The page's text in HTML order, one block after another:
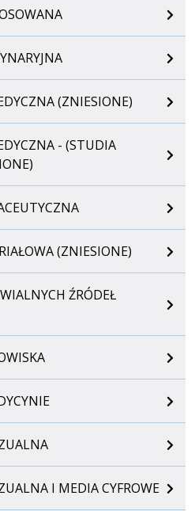
(ZNIESIONE)
- (STUDIA
(ZNIESIONE)
ŹRÓDEŁ
I MEDIA CYFROWE